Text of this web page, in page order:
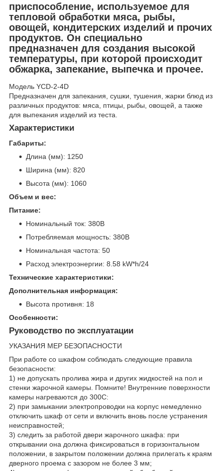
приспособление, используемое для
тепловой обработки мяса, рыбы,
овощей, кондитерских изделий и прочих
продуктов. Он специально
предназначен для создания высокой
температуры, при которой происходит
обжарка, запекание, выпечка и прочее.
Модель YCD-2-4D
Предназначен для запекания, сушки, тушения, жарки блюд из
различных продуктов: мяса, птицы, рыбы, овощей, а также
для выпекания изделий из теста.
Характеристики
Габариты:
Длина (мм): 1250
Ширина (мм): 820
Высота (мм): 1060
Объем и вес:
Питание:
Номинальный ток: 380В
Потребляемая мощность: 380В
Номинальная частота: 50
Расход электроэнергии: 8.58 kW*h/24
Технические характеристики:
Дополнительная информация:
Высота противня: 18
Особенности:
Руководство по эксплуатации
УКАЗАНИЯ МЕР БЕЗОПАСНОСТИ
При работе со шкафом соблюдать следующие правила
безопасности:
1) не допускать пролива жира и других жидкостей на пол и
стенки жарочной камеры. Помните! Внутренние поверхности
камеры нагреваются до 300С:
2) при замыкании электропроводки на корпус немедленно
отключить шкаф от сети и включить вновь после устранения
неисправностей;
3) следить за работой двери жарочного шкафа: при
открывании она должна фиксироваться в горизонтальном
положении, в закрытом положении должна прилегать к краям
дверного проема с зазором не более 3 мм;